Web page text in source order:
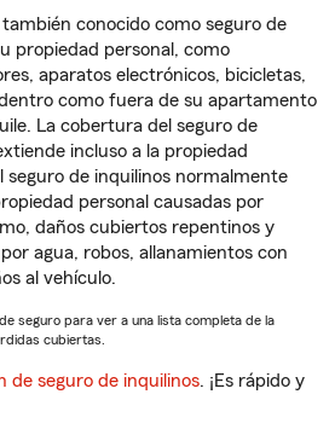
también conocido como seguro de
propiedad personal, como
aparatos electrónicos, bicicletas,
como fuera de su apartamento
La cobertura del seguro de
incluso a la propiedad
seguro de inquilinos normalmente
personal causadas por
daños cubiertos repentinos y
agua, robos, allanamientos con
al vehículo.
seguro para ver a una lista completa de la
cubiertas.
de seguro de inquilinos. ¡Es rápido y